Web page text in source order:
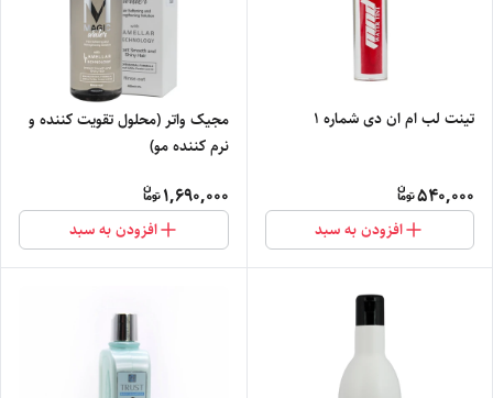
تینت لب ام ان دی شماره 1
540,000
افزودن به سبد
مجیک واتر (محلول تقویت کننده و
نرم کننده مو)
1,690,000
افزودن به سبد